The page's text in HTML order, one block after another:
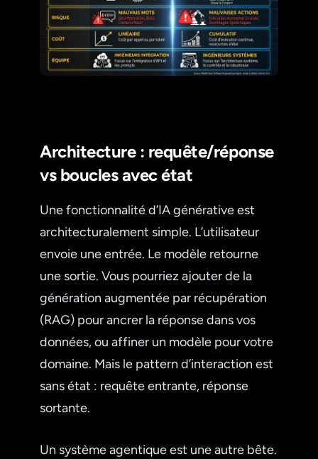
Architecture : requête/réponse
vs boucles avec état
Une fonctionnalité d’IA générative est
architecturalement simple. L’utilisateur
envoie une entrée. Le modèle retourne
une sortie. Vous pourriez ajouter de la
génération augmentée par récupération
(RAG) pour ancrer la réponse dans vos
données, ou affiner un modèle pour votre
domaine. Mais le pattern d’interaction est
sans état : requête entrante, réponse
sortante.
Un système agentique est une autre bête.